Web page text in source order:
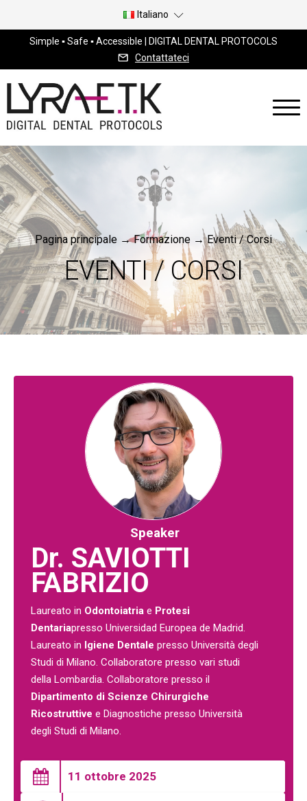
Simple ▪ Safe ▪ Accessible | DIGITAL DENTAL PROTOCOLS
Contattateci
Italiano
Pagina principale →Formazione →Eventi / Corsi
EVENTI / CORSI
Speaker
Dr. SAVIOTTI
FABRIZIO
Laureato in Odontoiatria e Protesi
Dentariapresso Universidad Europea de Madrid.
Laureato in Igiene Dentale presso Università degli
Studi di Milano. Collaboratore presso vari studi
della Lombardia. Collaboratore presso il
Dipartimento di Scienze Chirurgiche
Ricostruttive e Diagnostiche presso Università
degli Studi di Milano.
11 ottobre 2025